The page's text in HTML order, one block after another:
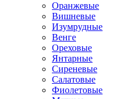
Оранжевые
Вишневые
Изумрудные
Венге
Ореховые
Янтарные
Сиреневые
Салатовые
Фиолетовые